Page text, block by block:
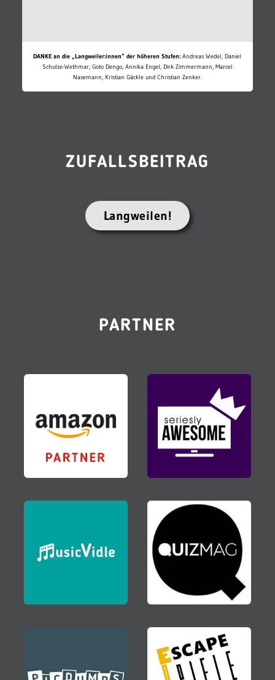
DANKE an die „Langweiler:innen“ der höheren Stufen: Andreas Wedel, Daniel
Schulze-Wethmar, Goto Dengo, Annika Engel, Dirk Zimmermann, Marcel
Nasemann, Kristian Gäckle und Christian Zenker.
ZUFALLSBEITRAG
Langweilen!
PARTNER